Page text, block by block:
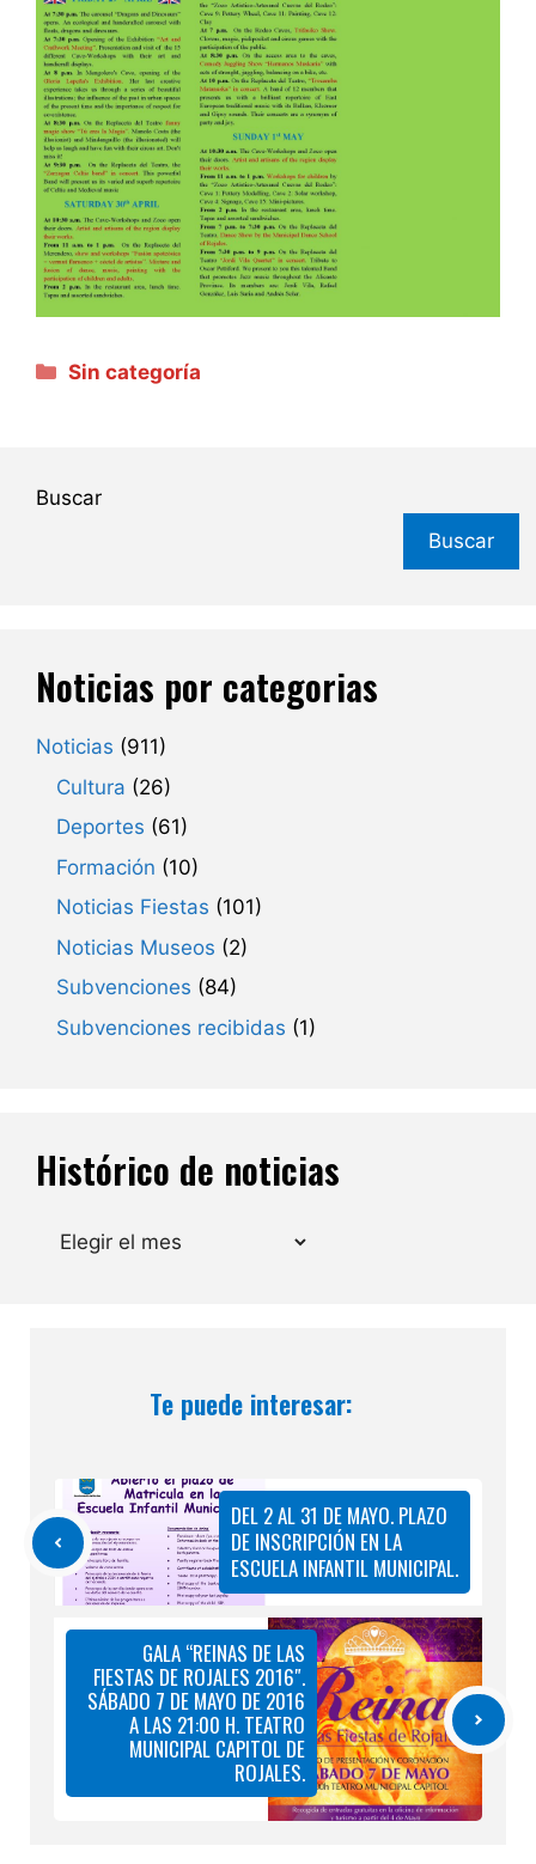
Categorías
Sin categoría
Buscar
Buscar
Noticias por categorias
Noticias (911)
Cultura (26)
Deportes (61)
Formación (10)
Noticias Fiestas (101)
Noticias Museos (2)
Subvenciones (84)
Subvenciones recibidas (1)
Histórico de noticias
Archivos
Te puede interesar:
DEL 2 AL 31 DE MAYO. PLAZO
DE INSCRIPCIÓN EN LA
ESCUELA INFANTIL MUNICIPAL.
GALA “REINAS DE LAS
FIESTAS DE ROJALES 2016″.
SÁBADO 7 DE MAYO DE 2016
A LAS 21:00 H. TEATRO
MUNICIPAL CAPITOL DE
ROJALES.